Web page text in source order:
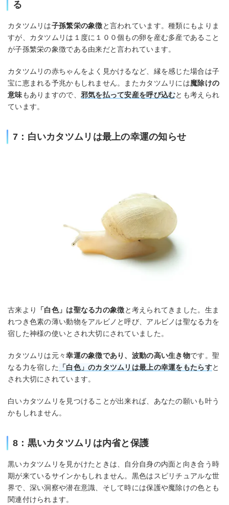
る
カタツムリは子孫繁栄の象徴と言われています。種類にもよりま
すが、カタツムリは１度に１００個もの卵を産む多産であること
が子孫繁栄の象徴である由来だと言われています。
カタツムリの赤ちゃんをよく見かけるなど、縁を感じた場合は子
宝に恵まれる予兆かもしれません。またカタツムリには魔除けの
意味もありますので、 邪気を払って安産を呼び込むとも考えられ
ています。
7：白いカタツムリは最上の幸運の知らせ
古来より 「白色」は聖なる力の象徴と考えられてきました。生ま
れつき色素の薄い動物をアルビノと呼び、アルビノは聖なる力を
宿した神様の使いとされ大切にされていました。
カタツムリは元々幸運の象徴であり、波動の高い生き物です。聖
なる力を宿した
「白色」のカタツムリは最上の幸運をもたらすと
され大切にされています。
白いカタツムリを見つけることが出来れば、あなたの願いも叶う
かもしれません。
8：黒いカタツムリは内省と保護
黒いカタツムリを見かけたときは、自分自身の内面と向き合う時
期が来ているサインかもしれません。黒色はスピリチュアルな世
界で、深い洞察や潜在意識、そして時には保護や魔除けの色とも
関連付けられます。